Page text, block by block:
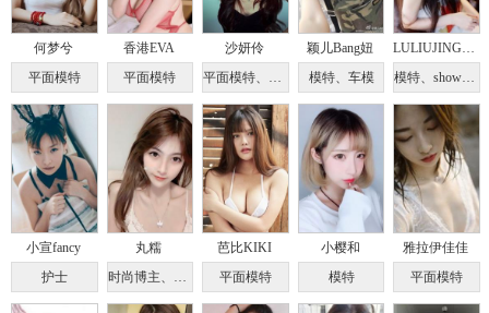
何梦兮
平面模特
香港EVA
平面模特
沙妍伶
平面模特、演员
颖儿Bang妞
模特、车模
LULIUJING-兔哥哥
模特、showgirl
小宣fancy
护士
丸糯
时尚博主、模特
芭比KIKI
平面模特
小樱和
模特
雅拉伊佳佳
平面模特